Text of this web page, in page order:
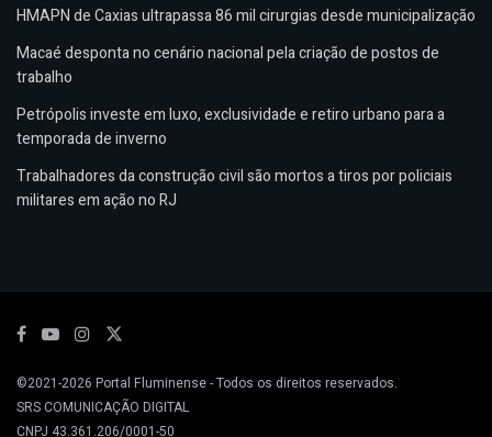
HMAPN de Caxias ultrapassa 86 mil cirurgias desde municipalização
Macaé desponta no cenário nacional pela criação de postos de
trabalho
Petrópolis investe em luxo, exclusividade e retiro urbano para a
temporada de inverno
Trabalhadores da construção civil são mortos a tiros por policiais
militares em ação no RJ
©2021-2026 Portal Fluminense- Todos os direitos reservados.
SRS COMUNICAÇÃO DIGITAL
CNPJ 43.361.206/0001-50